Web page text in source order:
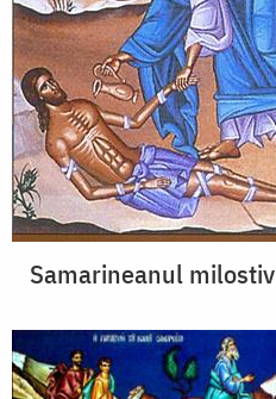
Samarineanul milostiv